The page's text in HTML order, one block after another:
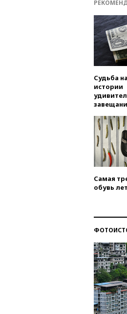
Судьба
истории
Самая
обувь